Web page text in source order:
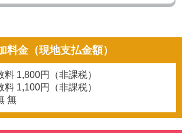
料金（現地支払金額）
料 1,800円（非課税）
料 1,100円（非課税）
無